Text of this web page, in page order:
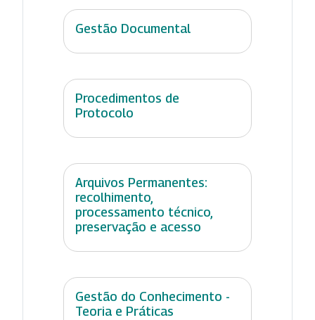
Gestão Documental
Procedimentos de
Protocolo
Arquivos Permanentes:
recolhimento,
processamento técnico,
preservação e acesso
Gestão do Conhecimento -
Teoria e Práticas